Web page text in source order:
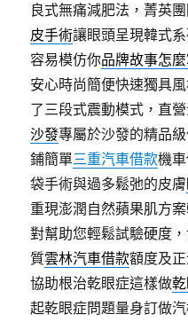
良式無痛減肥法，菁英
皮手術讓眼頭呈現韓式
容易模仿你品牌故事怎
安心時尚簡便快速獨具
了三段式震動模式，直
沙發專屬於沙發的精品
鋪簡單三重汽車借款機
袋手術與過多鬆弛的皮膚
重現澎潤自然蘋果肌方
對幫助您輕鬆試驗硬度
質雲林汽車借款額度及
協助根治乾眼症這樣做
起乾眼症問題量身訂做